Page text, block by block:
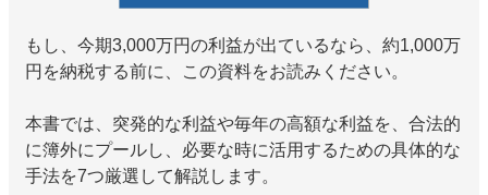
もし、今期3,000万円の利益が出ているなら、約1,000万
円を納税する前に、この資料をお読みください。
本書では、突発的な利益や毎年の高額な利益を、合法的
に簿外にプールし、必要な時に活用するための具体的な
手法を7つ厳選して解説します。